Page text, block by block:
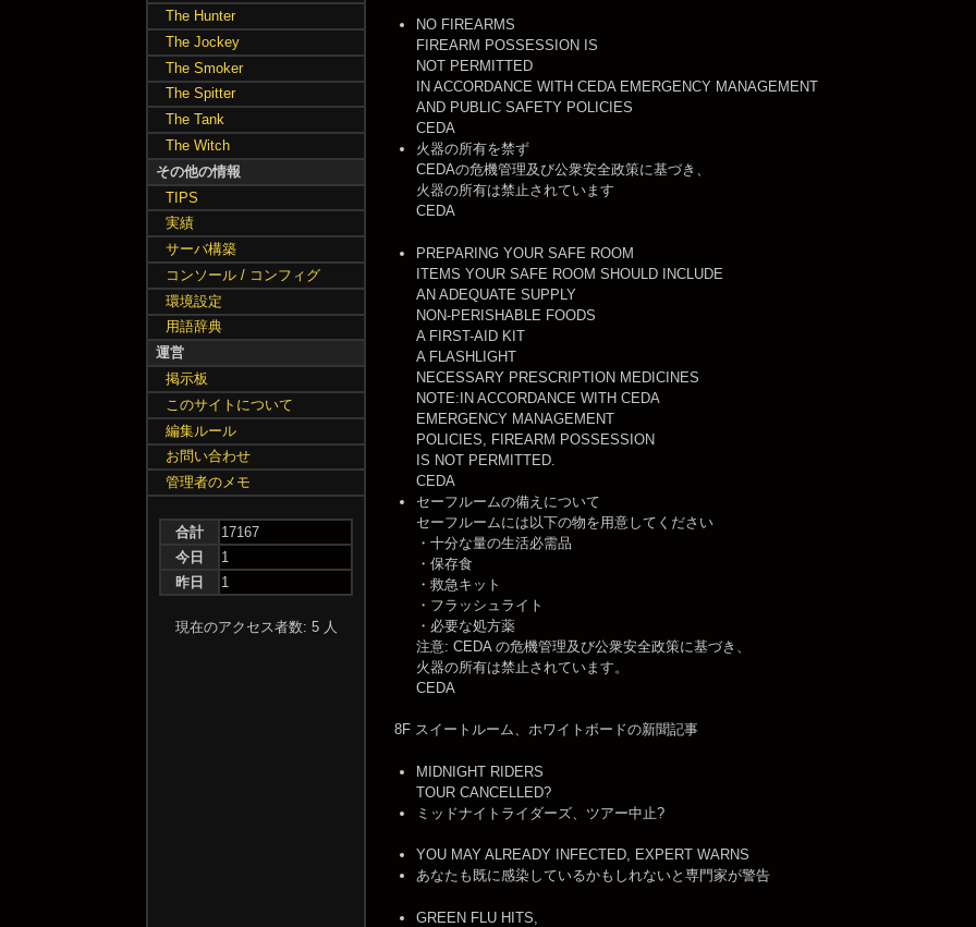
NO FIREARMS
FIREARM POSSESSION IS
NOT PERMITTED
IN ACCORDANCE WITH CEDA EMERGENCY MANAGEMENT
AND PUBLIC SAFETY POLICIES
CEDA
火器の所有を禁ず
CEDAの危機管理及び公衆安全政策に基づき、
火器の所有は禁止されています
CEDA
PREPARING YOUR SAFE ROOM
ITEMS YOUR SAFE ROOM SHOULD INCLUDE
AN ADEQUATE SUPPLY
NON-PERISHABLE FOODS
A FIRST-AID KIT
A FLASHLIGHT
NECESSARY PRESCRIPTION MEDICINES
NOTE:IN ACCORDANCE WITH CEDA
EMERGENCY MANAGEMENT
POLICIES, FIREARM POSSESSION
IS NOT PERMITTED.
CEDA
セーフルームの備えについて
セーフルームには以下の物を用意してください
・十分な量の生活必需品
・保存食
・救急キット
・フラッシュライト
・必要な処方薬
注意: CEDA の危機管理及び公衆安全政策に基づき、
火器の所有は禁止されています。
CEDA
8F スイートルーム、ホワイトボードの新聞記事
MIDNIGHT RIDERS
TOUR CANCELLED?
ミッドナイトライダーズ、ツアー中止?
YOU MAY ALREADY INFECTED, EXPERT WARNS
あなたも既に感染しているかもしれないと専門家が警告
GREEN FLU HITS,
The Hunter
The Jockey
The Smoker
The Spitter
The Tank
The Witch
その他の情報
TIPS
実績
サーバ構築
コンソール / コンフィグ
環境設定
用語辞典
運営
掲示板
このサイトについて
編集ルール
お問い合わせ
管理者のメモ
合計
17167
今日
1
昨日
1
現在のアクセス者数: 5 人